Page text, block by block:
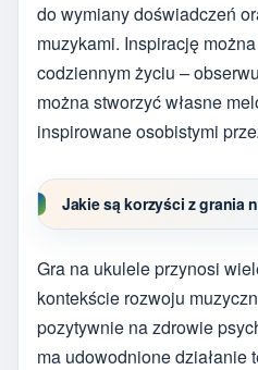
do wymiany doświadczeń
muzykami. Inspirację
codziennym życiu –
można stworzyć własne
inspirowane osobistymi
Jakie są korzyści z grania
Gra na ukulele przynosi
kontekście rozwoju
pozytywnie na zdrowie
ma udowodnione działanie